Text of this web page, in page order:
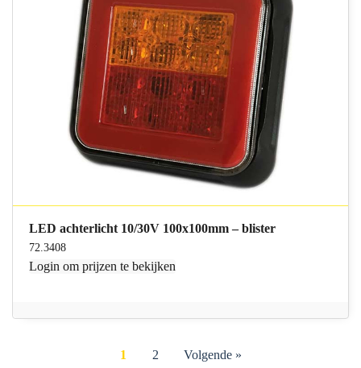
LED achterlicht 10/30V 100x100mm – blister
72.3408
Login om prijzen te bekijken
1 2 Volgende »